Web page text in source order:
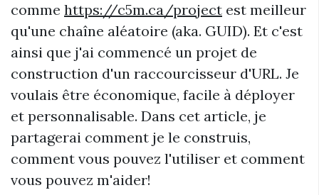
comme https://c5m.ca/project est meilleur
qu'une chaîne aléatoire (aka. GUID). Et c'est
ainsi que j'ai commencé un projet de
construction d'un raccourcisseur d'URL. Je
voulais être économique, facile à déployer
et personnalisable. Dans cet article, je
partagerai comment je le construis,
comment vous pouvez l'utiliser et comment
vous pouvez m'aider!